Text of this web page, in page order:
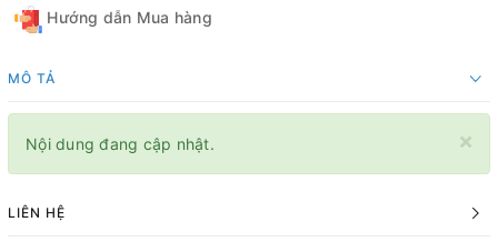
Hướng dẫn Mua hàng
MÔ TẢ
×
Nội dung đang cập nhật.
LIÊN HỆ